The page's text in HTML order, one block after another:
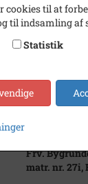
Kort og
Parcel Nr. 2
Kort over
Frv.
matr. nr. 27i,
cookies til at
til indsamling af
Statistik